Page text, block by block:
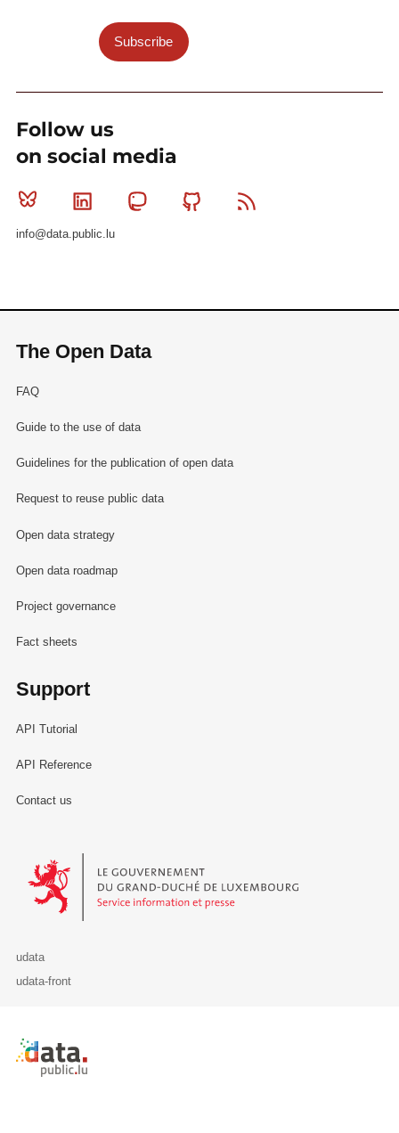
Subscribe
Follow us
on social media
Bluesky Linkedin MastodonGithub
info@data.public.lu
The Open Data
FAQ
Guide to the use of data
Guidelines for the publication of open data
Request to reuse public data
Open data strategy
Open data roadmap
Project governance
Fact sheets
Support
API Tutorial
API Reference
Contact us
Le Gouvernement du Grand-Duché de Luxembourg - Service
udata
udata-front
Retour à l'accueil de data.public.lu